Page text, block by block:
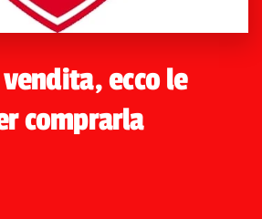
ecco le
comprarla